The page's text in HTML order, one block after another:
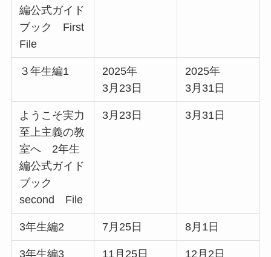
編公式ガイド
ブック First
File
３年生編1
2025年
3月23日
2025年
3月31日
ようこそ実力
至上主義の教
室へ 2年生
編公式ガイド
ブック
second File
3月23日 3月31日
3年生編2 7月25日 8月1日
3年生編3 11月25日 12月2日